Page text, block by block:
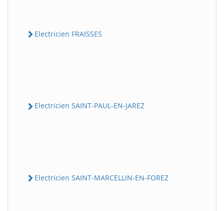
Electricien FRAISSES
Electricien SAINT-PAUL-EN-JAREZ
Electricien SAINT-MARCELLIN-EN-FOREZ